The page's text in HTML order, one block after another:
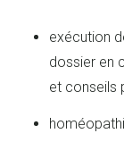
exécution
dossier en
et conseils